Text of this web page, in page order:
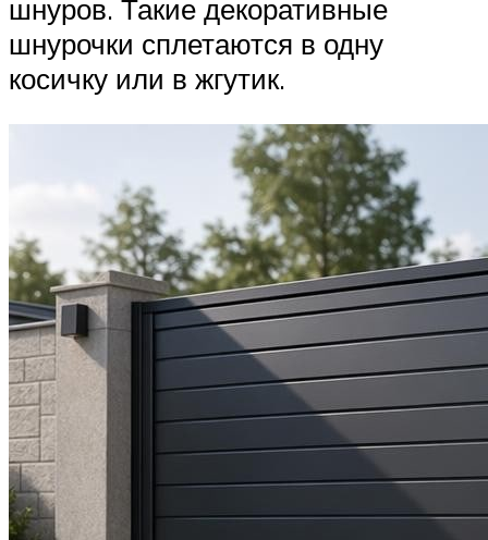
шнуров. Такие декоративные
шнурочки сплетаются в одну
косичку или в жгутик.